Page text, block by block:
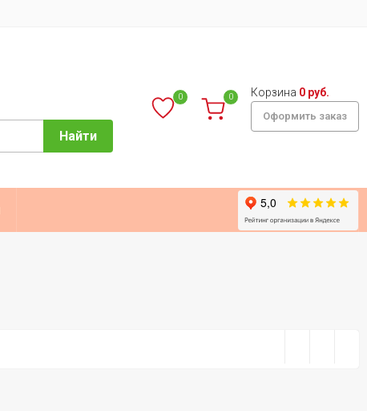
Найти
0 0 Корзина 0 руб.
Оформить заказ